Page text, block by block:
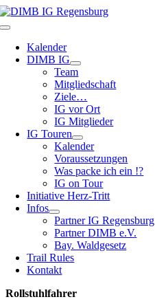
Zum
Inhalt
Toggle
NavigationKalender
DIMB IG
Team
Mitgliedschaft
Ziele…
IG vor Ort
IG Mitglieder
IG Touren
Kalender
Voraussetzungen
Was packe ich ein !?
IG on Tour
Initiative Herz-Tritt
Infos
Partner IG Regensburg
Partner DIMB e.V.
Bay. Waldgesetz
Trail Rules
Kontakt
Rollstuhlfahrer